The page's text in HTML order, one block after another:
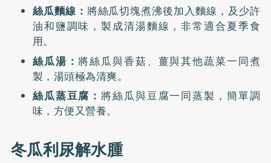
絲瓜麵線： 將絲瓜切塊煮沸後加入麵線，及少許
油和鹽調味，製成清湯麵線，非常適合夏季食
用。
絲瓜湯：將絲瓜與香菇、薑與其他蔬菜一同煮
製，湯頭極為清爽。
絲瓜蒸豆腐：將絲瓜與豆腐一同蒸製，簡單調
味，方便又營養。
冬瓜利尿解水腫